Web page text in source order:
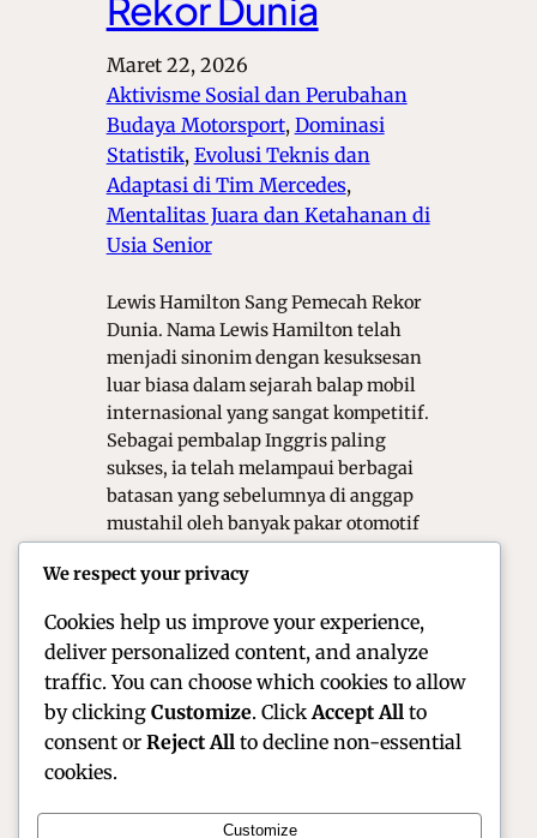
Rekor Dunia
Maret 22, 2026
Aktivisme Sosial dan Perubahan
Budaya Motorsport, Dominasi
Statistik, Evolusi Teknis dan
Adaptasi di Tim Mercedes ,
Mentalitas Juara dan Ketahanan di
Usia Senior
Lewis Hamilton Sang Pemecah Rekor
Dunia. Nama Lewis Hamilton telah
menjadi sinonim dengan kesuksesan
luar biasa dalam sejarah balap mobil
internasional yang sangat kompetitif.
Sebagai pembalap Inggris paling
sukses, ia telah melampaui berbagai
batasan yang sebelumnya di anggap
mustahil oleh banyak pakar otomotif
perjalanan karier, dedikasi teknis,
We respect your privacy
Cookies help us improve your experience,
deliver personalized content, and analyze
traffic. You can choose which cookies to allow
by clicking Customize. Click Accept All to
consent or Reject All to decline non-essential
cookies.
Customize